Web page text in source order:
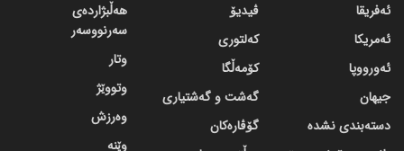
ئەفریقا
ئەمریکا
ئەورووپا
جیهان
دسته‌بندی نشده
ڤیدیۆ
کەلتوری
کۆمەڵگا
گه‌شت و گه‌شتیاری
گۆڤاره‌کان
هەڵبژاردەی
سەرنووسەر
وتار
وتووێژ
وەرزش
وێنە